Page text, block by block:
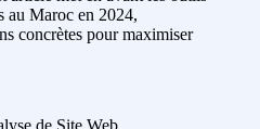
au Maroc en 2024,
concrètes pour maximiser
de Site Web